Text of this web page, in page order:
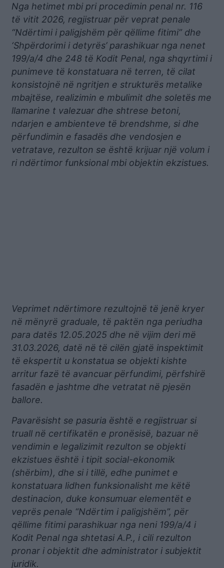
Nga hetimet mbi pri procedimin penal nr. 116
të vitit 2026, regjistruar për veprat penale
“Ndërtimi i paligjshëm për qëllime fitimi” dhe
‘Shpërdorimi i detyrës’ parashikuar nga nenet
199/a/4 dhe 248 të Kodit Penal, nga shqyrtimi i
punimeve të konstatuara në terren, të cilat
konsistojnë në ngritjen e strukturës metalike
mbajtëse, realizimin e mbulimit dhe soletës me
llamarine t valezuar dhe shtrese betoni,
ndarjen e ambienteve të brendshme, si dhe
përfundimin e fasadës dhe vendosjen e
vetratave, rezulton se është krijuar një volum i
ri ndërtimor funksional mbi objektin ekzistues.
Veprimet ndërtimore rezultojnë të jenë kryer
në mënyrë graduale, të paktën nga periudha
para datës 12.05.2025 dhe në vijim deri më
31.03.2026, datë në të cilën gjatë inspektimit
të ekspertit u konstatua se objekti kishte
arritur fazë të avancuar përfundimi, përfshirë
fasadën e jashtme dhe vetratat në pjesën
ballore.
Pavarësisht se pasuria është e regjistruar si
truall në certifikatën e pronësisë, bazuar në
vendimin e legalizimit rezulton se objekti
ekzistues është i tipit social-ekonomik
(shërbim), dhe si i tillë, edhe punimet e
konstatuara lidhen funksionalisht me këtë
destinacion, duke konsumuar elementët e
veprës penale “Ndërtim i paligjshëm”, për
qëllime fitimi parashikuar nga neni 199/a/4 i
Kodit Penal nga shtetasi A.P., i cili rezulton
pronar i objektit dhe administrator i subjektit
juridik.